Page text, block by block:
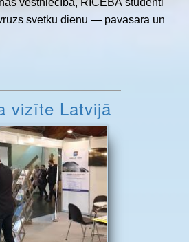
svētku dienu — pavasara un
vizīte Latvijā